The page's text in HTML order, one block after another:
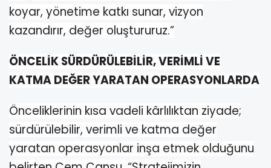
koyar, yönetime katkı sunar, vizyon
kazandırır, değer oluştururuz.”
ÖNCELİK SÜRDÜRÜLEBİLİR, VERİMLİ VE
KATMA DEĞER YARATAN OPERASYONLARDA
Önceliklerinin kısa vadeli kârlılıktan ziyade;
sürdürülebilir, verimli ve katma değer
yaratan operasyonlar inşa etmek olduğunu